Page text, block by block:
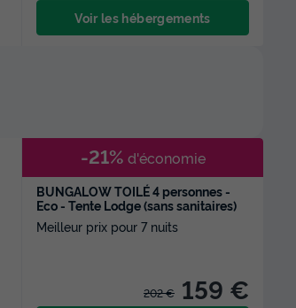
Voir les hébergements
BUNGALOW TOILÉ 4 personnes -
Eco - Tente Lodge (sans sanitaires)
Meilleur prix pour 7 nuits
202 € 159 €
-21% d'économie